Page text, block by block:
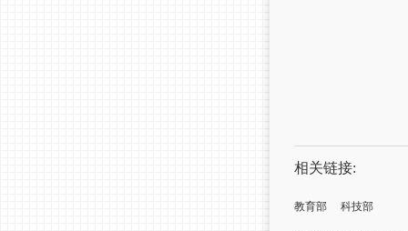
相关链接:
教育部 科技部